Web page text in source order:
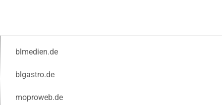
blmedien.de
blgastro.de
moproweb.de